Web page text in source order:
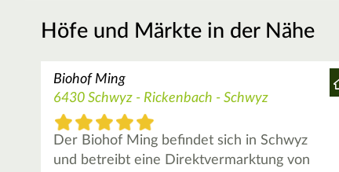
Höfe und Märkte in der Nähe
Biohof Ming
6430 Schwyz - Rickenbach - Schwyz
Der Biohof Ming befindet sich in Schwyz
und betreibt eine Direktvermarktung von